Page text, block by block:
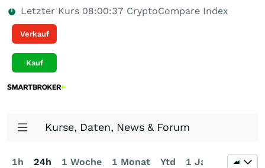
Letzter Kurs 08:00:37 CryptoCompare Index
Verkauf
Kauf
Kurse, Daten, News & Forum
1h 24h 1 Woche 1 Monat Ytd 1 Jahr 3 Jahre